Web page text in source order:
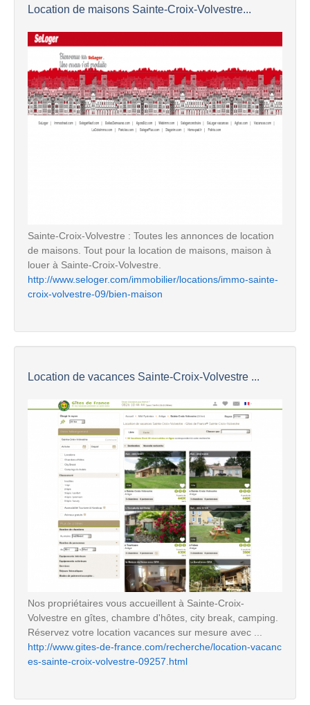
Location de maisons Sainte-Croix-Volvestre...
Sainte-Croix-Volvestre : Toutes les annonces de location
de maisons. Tout pour la location de maisons, maison à
louer à Sainte-Croix-Volvestre.
http://www.seloger.com/immobilier/locations/immo-sainte-
croix-volvestre-09/bien-maison
Location de vacances Sainte-Croix-Volvestre ...
Nos propriétaires vous accueillent à Sainte-Croix-
Volvestre en gîtes, chambre d'hôtes, city break, camping.
Réservez votre location vacances sur mesure avec ...
http://www.gites-de-france.com/recherche/location-vacanc
es-sainte-croix-volvestre-09257.html